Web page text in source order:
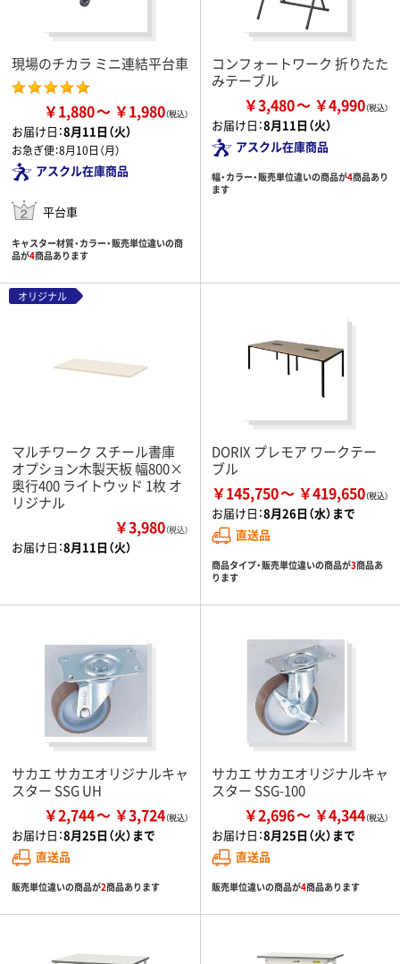
現場のチカラ ミニ連結平台車
￥1,880 ￥1,980
お届け日：8月11日（火）
お急ぎ便：8月10日（月）
アスクル在庫商品
平台車
キャスター材質・カラー・販売単位違いの商
品が4商品あります
コンフォートワーク 折りたた
みテーブル
￥3,480 ￥4,990
お届け日：8月11日（火）
アスクル在庫商品
幅・カラー・販売単位違いの商品が4商品あり
ます
オリジナル
マルチワーク スチール書庫
オプション木製天板 幅800×
奥行400 ライトウッド 1枚 オ
リジナル
￥3,980（税込）
お届け日：8月11日（火）
DORIX プレモア ワークテー
ブル
￥145,750 ￥419,650
お届け日：8月26日（水）まで
直送品
商品タイプ・販売単位違いの商品が3商品あ
ります
サカエ サカエオリジナルキャ
スター SSG UH
￥2,744 ￥3,724
お届け日：8月25日（火）まで
直送品
販売単位違いの商品が2商品あります
サカエ サカエオリジナルキャ
スター SSG-100
￥2,696 ￥4,344
お届け日：8月25日（火）まで
直送品
販売単位違いの商品が4商品あります